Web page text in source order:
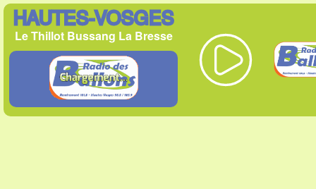
HAUTES-VOSGES
Le Thillot Bussang La Bresse